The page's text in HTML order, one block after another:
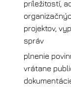
príležitostí,
projektov,
správ
plnenie
vrátane